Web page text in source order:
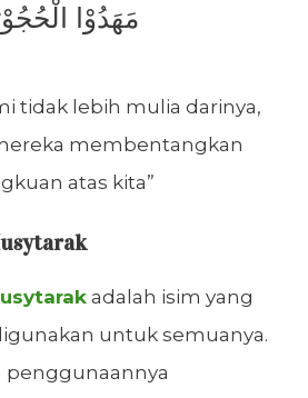
مَهَدُوْا
tidak lebih mulia darinya,
membentangkan
atas kita”
adalah isim yang
untuk semuanya.
penggunaannya